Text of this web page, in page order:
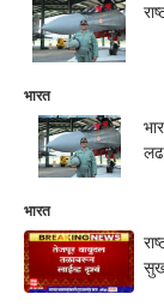
भारत
भारत